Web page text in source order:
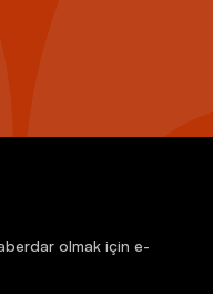
olmak için e-